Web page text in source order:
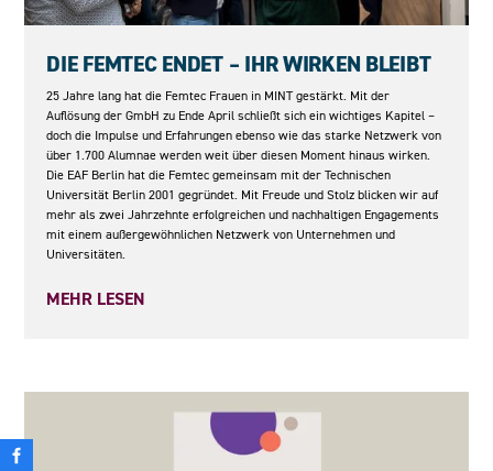
DIE FEMTEC ENDET – IHR WIRKEN BLEIBT
25 Jahre lang hat die Femtec Frauen in MINT gestärkt. Mit der
Auflösung der GmbH zu Ende April schließt sich ein wichtiges Kapitel –
doch die Impulse und Erfahrungen ebenso wie das starke Netzwerk von
über 1.700 Alumnae werden weit über diesen Moment hinaus wirken.
Die EAF Berlin hat die Femtec gemeinsam mit der Technischen
Universität Berlin 2001 gegründet. Mit Freude und Stolz blicken wir auf
mehr als zwei Jahrzehnte erfolgreichen und nachhaltigen Engagements
mit einem außergewöhnlichen Netzwerk von Unternehmen und
Universitäten.
MEHR LESEN